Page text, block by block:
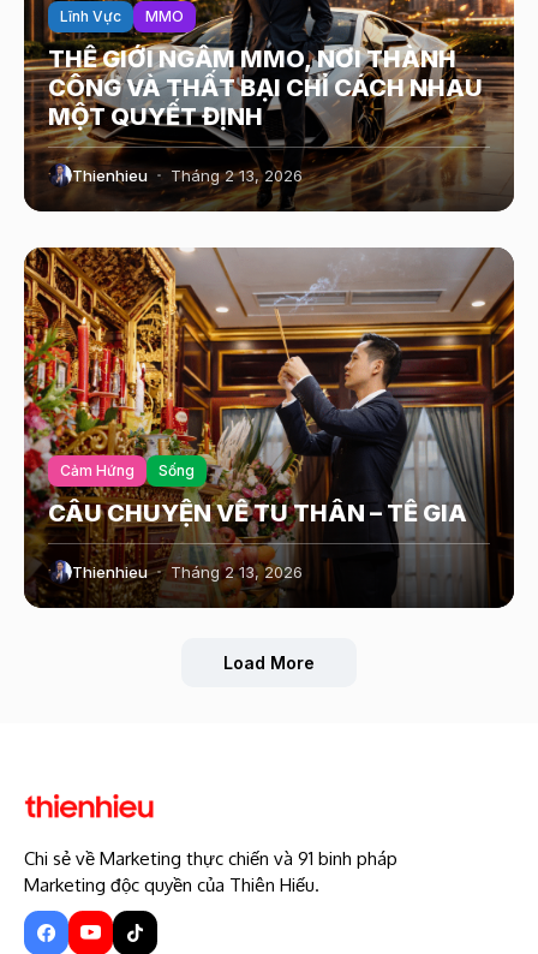
Lĩnh Vực MMO
THẾ GIỚI NGẦM MMO, NƠI THÀNH
CÔNG VÀ THẤT BẠI CHỈ CÁCH NHAU
MỘT QUYẾT ĐỊNH
Thienhieu Tháng 2 13, 2026
Cảm Hứng Sống
CÂU CHUYỆN VỀ TU THÂN – TỀ GIA
Thienhieu Tháng 2 13, 2026
Load More
Chi sẻ về Marketing thực chiến và 91 binh pháp
Marketing độc quyền của Thiên Hiếu.